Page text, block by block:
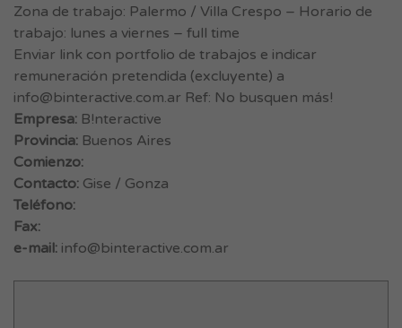
Zona de trabajo: Palermo / Villa Crespo – Horario de
trabajo: lunes a viernes – full time
Enviar link con portfolio de trabajos e indicar
remuneración pretendida (excluyente) a
info@binteractive.com.ar Ref: No busquen más!
Empresa: B!nteractive
Provincia: Buenos Aires
Comienzo:
Contacto: Gise / Gonza
Teléfono:
Fax:
e-mail: info@binteractive.com.ar